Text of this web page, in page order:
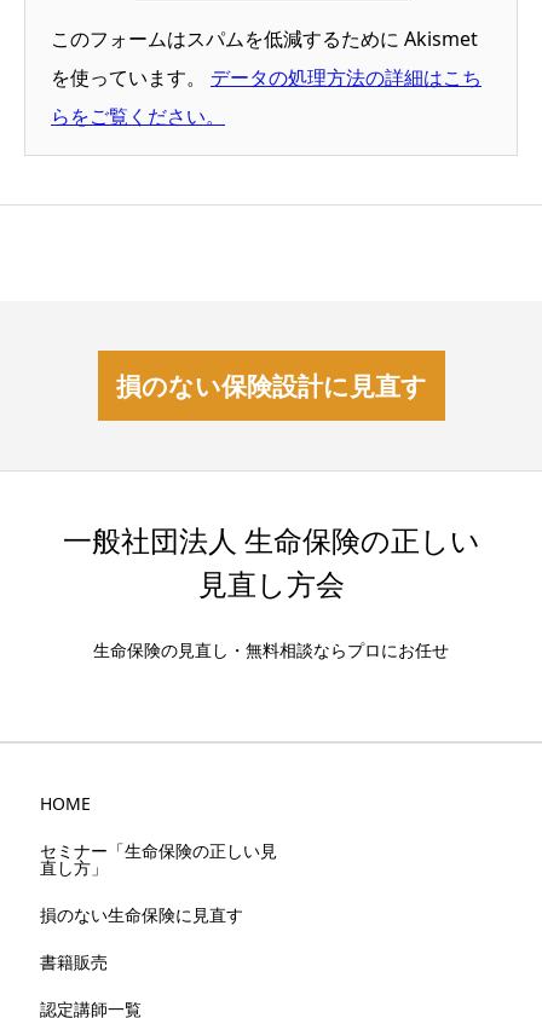
このフォームはスパムを低減するために Akismet
を使っています。 データの処理方法の詳細はこち
らをご覧ください。
損のない保険設計に見直す
一般社団法人 生命保険の正しい
見直し方会
生命保険の見直し・無料相談ならプロにお任せ
HOME
セミナー「生命保険の正しい見
直し方」
損のない生命保険に見直す
書籍販売
認定講師一覧